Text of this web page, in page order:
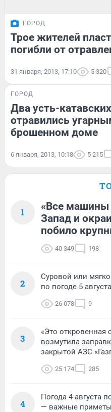
ГОРОД
Трое жителей
погибли от
31 января, 2013, 17:10 5 320
ГОРОД
Два усть-
отравились
брошенном доме
6 января, 2013, 10:18 5 215
1
«Все машины
Запад и
побило
40 349 198
2
Суровой или
по погоде 5
26 078 9
3
«Это откровенная
возмутила
закрытой АЗС
25 174 285
4
Погода 4 августа
— важные приметы